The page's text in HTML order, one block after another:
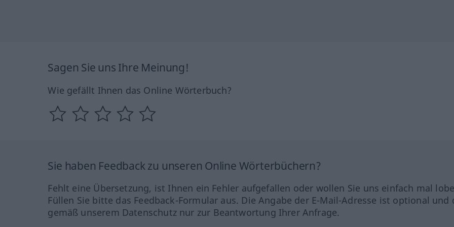
Sagen Sie uns Ihre Meinung!
Wie gefällt Ihnen das Online Wörterbuch?
Sie haben Feedback zu unseren Online Wörterbüchern?
Fehlt eine Übersetzung, ist Ihnen ein Fehler aufgefallen oder wollen Sie uns einfach mal
Füllen Sie bitte das Feedback-Formular aus. Die Angabe der E-Mail-Adresse ist optional und
gemäß unserem Datenschutz nur zur Beantwortung Ihrer Anfrage.